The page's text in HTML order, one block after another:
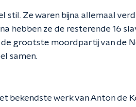
stil. Ze waren bijna allemaal
hebben ze de resterende 16
grootste moordpartij van de
samen.
bekendste werk van Anton de